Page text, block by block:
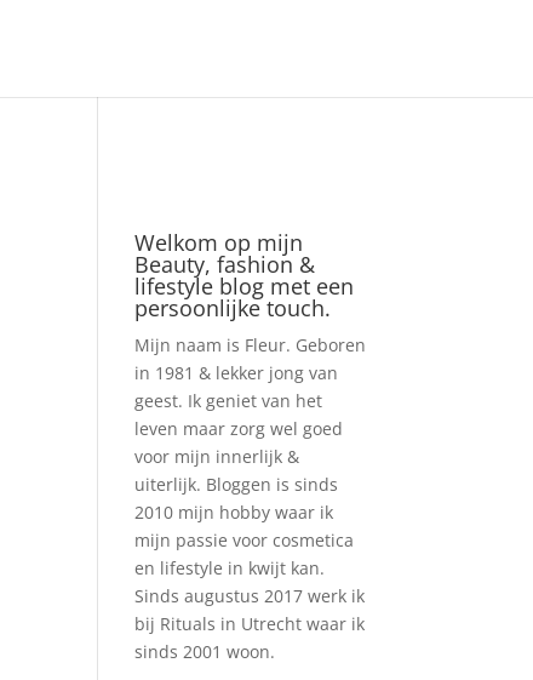
Welkom op mijn
Beauty, fashion &
lifestyle blog met een
persoonlijke touch.
Mijn naam is Fleur. Geboren
in 1981 & lekker jong van
geest. Ik geniet van het
leven maar zorg wel goed
voor mijn innerlijk &
uiterlijk. Bloggen is sinds
2010 mijn hobby waar ik
mijn passie voor cosmetica
en lifestyle in kwijt kan.
Sinds augustus 2017 werk ik
bij Rituals in Utrecht waar ik
sinds 2001 woon.